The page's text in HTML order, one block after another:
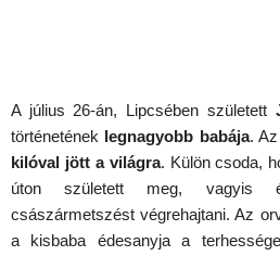
A július 26-án, Lipcsében született
történetének legnagyobb babája.
kilóval jött a világra. Külön csoda,
úton született meg, vagyis
császármetszést végrehajtani. Az
a kisbaba édesanyja a